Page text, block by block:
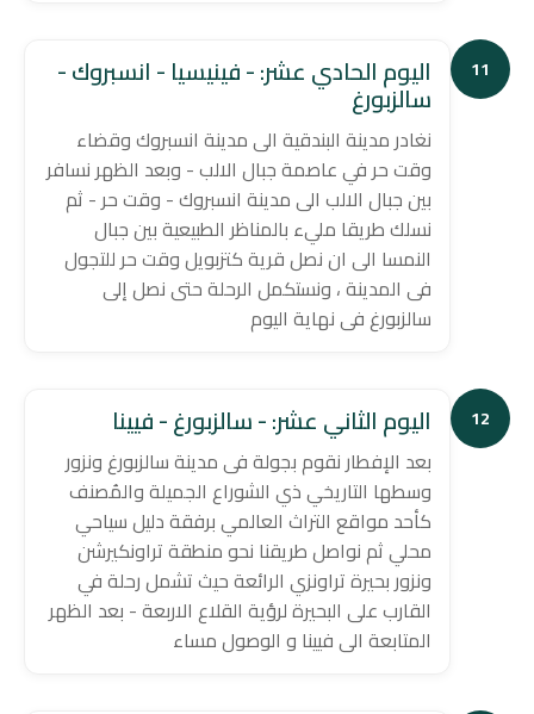
11 اليوم الحادي عشر: - فينيسيا - انسبروك -
سالزبورغ
نغادر مدينة البندقية الى مدينة انسبروك وقضاء
وقت حر في عاصمة جبال الالب - وبعد الظهر نسافر
بين جبال الالب الى مدينة انسبروك - وقت حر - ثم
نسلك طريقا مليء بالمناظر الطبيعية بين جبال
النمسا الى ان نصل قرية كتزبويل وقت حر للتجول
فى المدينة ، ونستكمل الرحلة حتى نصل إلى
سالزبورغ فى نهاية اليوم
12 اليوم الثاني عشر: - سالزبورغ - فيينا
بعد الإفطار نقوم بجولة فى مدينة سالزبورغ ونزور
وسطها التاريخي ذي الشوراع الجميلة والمُصنف
كأحد مواقع التراث العالمي برفقة دليل سياحي
محلي ثم نواصل طريقنا نحو منطقة تراونكيرشن
ونزور بحيرة تراونزي الرائعة حيث تشمل رحلة في
القارب على البحيرة لرؤية القلاع الاربعة - بعد الظهر
المتابعة الى فيينا و الوصول مساء